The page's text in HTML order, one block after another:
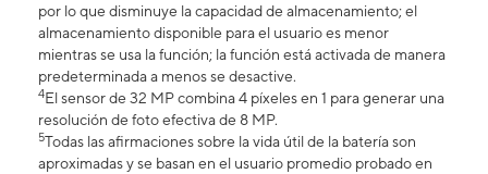
por lo que disminuye la capacidad de almacenamiento; el
almacenamiento disponible para el usuario es menor
mientras se usa la función; la función está activada de manera
predeterminada a menos se desactive.
4El sensor de 32 MP combina 4 píxeles en 1 para generar una
resolución de foto efectiva de 8 MP.
5Todas las afirmaciones sobre la vida útil de la batería son
aproximadas y se basan en el usuario promedio probado en